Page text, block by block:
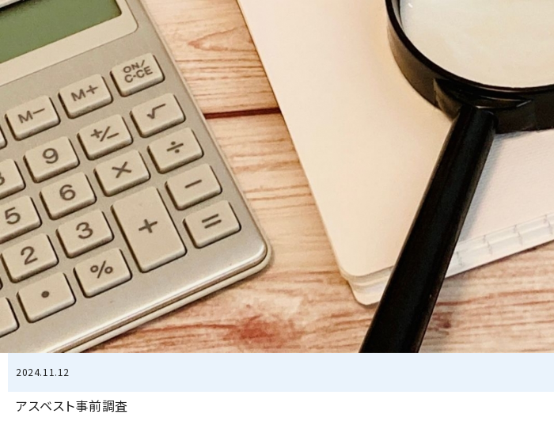
2024.11.12
アスベスト事前調査